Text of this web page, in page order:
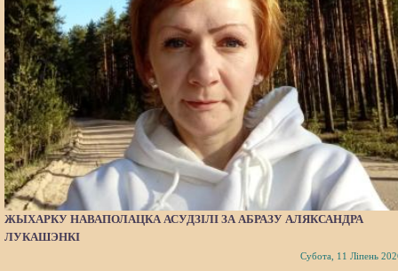
ЖЫХАРКУ НАВАПОЛАЦКА АСУДЗІЛІ ЗА АБРАЗУ АЛЯКСАНДРА
ЛУКАШЭНКІ
Субота, 11 Ліпень